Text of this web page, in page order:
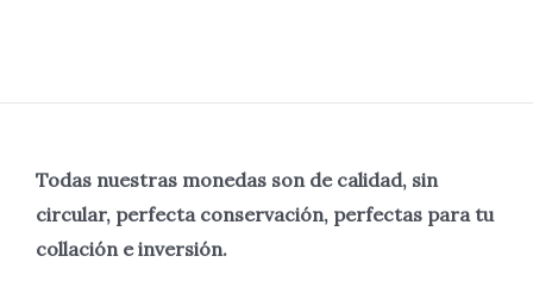
Todas nuestras monedas son de calidad, sin
circular, perfecta conservación, perfectas para tu
collación e inversión.